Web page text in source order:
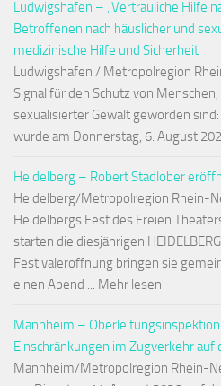
Ludwigshafen – „Vertrauliche Hilfe
Betroffenen nach häuslicher und
medizinische Hilfe und Sicherheit
Ludwigshafen / Metropolregion
Signal für den Schutz von
sexualisierter Gewalt geworden
wurde am Donnerstag, 6. August
Heidelberg – Robert Stadlober
Heidelberg/Metropolregion Rhein-
Heidelbergs Fest des Freien
starten die diesjährigen
Festivaleröffnung bringen sie
einen Abend ... Mehr lesen
Mannheim –
Einschränkungen im Zugverkehr auf
Mannheim/Metropolregion Rhein-